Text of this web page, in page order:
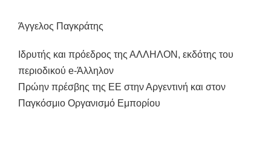
Άγγελος Παγκράτης
Ιδρυτής και πρόεδρος της ΑΛΛΗΛΟΝ, εκδότης του
περιοδικού e-Άλληλον
Πρώην πρέσβης της ΕΕ στην Αργεντινή και στον
Παγκόσμιο Οργανισμό Εμπορίου